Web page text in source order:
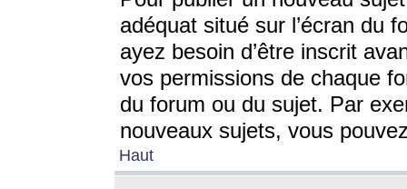
adéquat situé sur l’écran du
ayez besoin d’être inscrit
vos permissions de chaque
du forum ou du sujet. Par
nouveaux sujets, vous
Haut